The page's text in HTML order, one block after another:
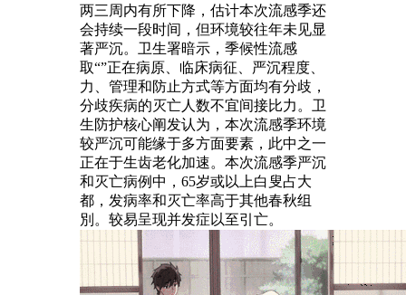
两三周内有所下降，估计本次流感季还
会持续一段时间，但环境较往年未见显
著严沉。卫生署暗示，季候性流感
取“”正在病原、临床病征、严沉程度、
力、管理和防止方式等方面均有分歧，
分歧疾病的灭亡人数不宜间接比力。卫
生防护核心阐发认为，本次流感季环境
较严沉可能缘于多方面要素，此中之一
正在于生齿老化加速。本次流感季严沉
和灭亡病例中，65岁或以上白叟占大
都，发病率和灭亡率高于其他春秋组
別。较易呈现并发症以至引亡。